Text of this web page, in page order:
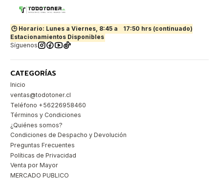
🕒 Horario: Lunes a Viernes, 8:45 a
17:50 hrs (continuado)
Estacionamientos Disponibles
Síguenos
CATEGORÍAS
Inicio
ventas@todotoner.cl
Teléfono +56226958460
Términos y Condiciones
¿Quiénes somos?
Condiciones de Despacho y Devolución
Preguntas Frecuentes
Políticas de Privacidad
Venta por Mayor
MERCADO PUBLICO